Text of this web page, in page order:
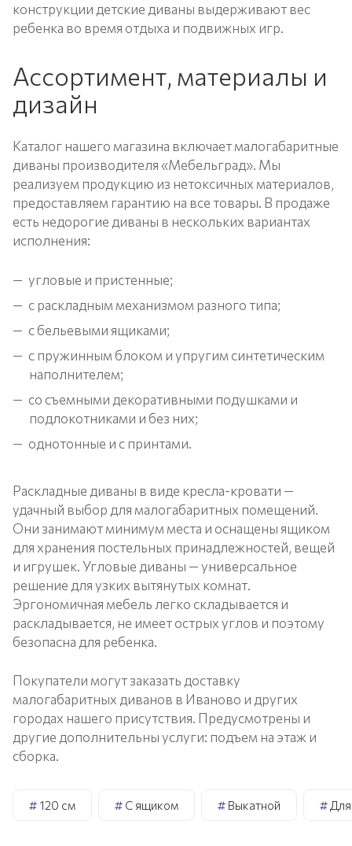
конструкции детские диваны выдерживают вес
ребенка во время отдыха и подвижных игр.
Ассортимент, материалы и
дизайн
Каталог нашего магазина включает малогабаритные
диваны производителя «Мебельград». Мы
реализуем продукцию из нетоксичных материалов,
предоставляем гарантию на все товары. В продаже
есть недорогие диваны в нескольких вариантах
исполнения:
угловые и пристенные;
с раскладным механизмом разного типа;
с бельевыми ящиками;
с пружинным блоком и упругим синтетическим
наполнителем;
со съемными декоративными подушками и
подлокотниками и без них;
однотонные и с принтами.
Раскладные диваны в виде кресла-кровати —
удачный выбор для малогабаритных помещений.
Они занимают минимум места и оснащены ящиком
для хранения постельных принадлежностей, вещей
и игрушек. Угловые диваны — универсальное
решение для узких вытянутых комнат.
Эргономичная мебель легко складывается и
раскладывается, не имеет острых углов и поэтому
безопасна для ребенка.
Покупатели могут заказать доставку
малогабаритных диванов в Иваново и других
городах нашего присутствия. Предусмотрены и
другие дополнительны услуги: подъем на этаж и
сборка.
# 120 см # С ящиком # Выкатной #